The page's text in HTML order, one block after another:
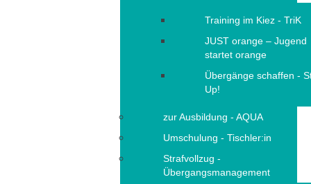
Training im Kiez - TriK
JUST orange – Jugend
startet orange
Übergänge schaffen -
Up!
zur Ausbildung - AQUA
Umschulung - Tischler:in
Strafvollzug -
Übergangsmanagement